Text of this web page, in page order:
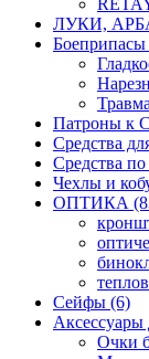
ЛУКИ,
Боеприпасы
Патроны к
Средства
Средства
Чехлы и
ОПТИКА
Сейфы (6)
Очки